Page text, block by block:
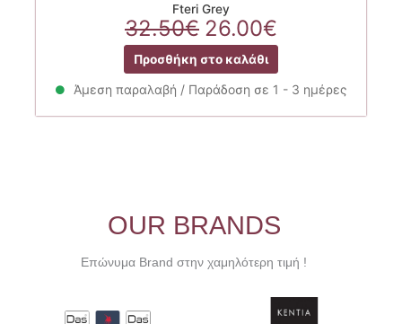
Fteri Grey
32.50€ Original
price
was:
32.50€.
26.00€
τρέχουσα
τιμή
είναι:
Προσθήκη στο καλάθι
Άμεση παραλαβή / Παράδοση σε 1 - 3 ημέρες
OUR BRANDS
Επώνυμα Brand στην χαμηλότερη τιμή !